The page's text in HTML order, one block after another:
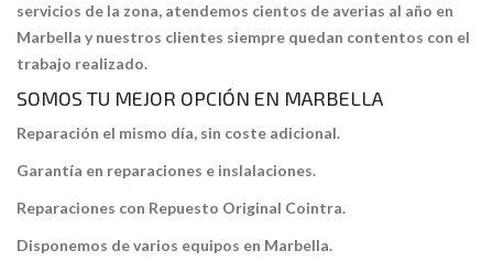
servicios de la zona, atendemos cientos de averias al año en
Marbella y nuestros clientes siempre quedan contentos con el
trabajo realizado.
SOMOS TU MEJOR OPCIÓN EN MARBELLA
Reparación el mismo día, sin coste adicional.
Garantía en reparaciones e inslalaciones.
Reparaciones con Repuesto Original Cointra.
Disponemos de varios equipos en Marbella.